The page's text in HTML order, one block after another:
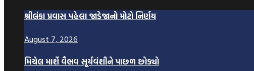
શ્રીલંકા પ્રવાસ પહેલા જાડેજાનો મોટો નિર્ણય
August 7, 2026
મિચેલ માર્શે વૈભવ સૂર્યવંશીને પાછળ છોડ્યો